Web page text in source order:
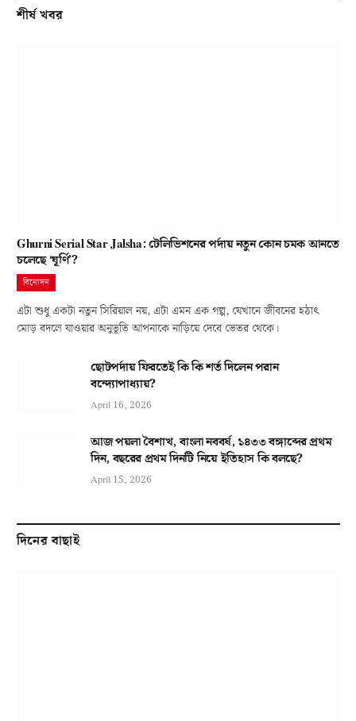
শীর্ষ খবর
Ghurni Serial Star Jalsha: টেলিভিশনের পর্দায় নতুন কোন চমক আনতে
চলেছে ‘ঘূর্ণি’?
বিনোদন
এটা শুধু একটা নতুন সিরিয়াল নয়, এটা এমন এক গল্প, যেখানে জীবনের হঠাৎ
মোড় বদলে যাওয়ার অনুভূতি আপনাকে নাড়িয়ে দেবে ভেতর থেকে।
ছোটপর্দায় ফিরতেই কি কি শর্ত দিলেন পরান
বন্দ্যোপাধ্যায়?
April 16, 2026
আজ পয়লা বৈশাখ, বাংলা নববর্ষ, ১৪৩৩ বঙ্গাব্দের প্রথম
দিন, বছরের প্রথম দিনটি নিয়ে ইতিহাস কি বলছে?
April 15, 2026
দিনের বাছাই